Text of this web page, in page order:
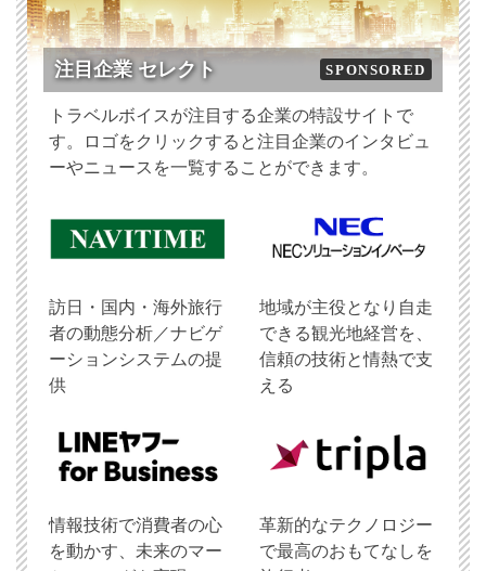
注目企業 セレクト SPONSORED
トラベルボイスが注目する企業の特設サイトで
す。ロゴをクリックすると注目企業のインタビュ
ーやニュースを一覧することができます。
訪日・国内・海外旅行
者の動態分析／ナビゲ
ーションシステムの提
供
地域が主役となり自走
できる観光地経営を、
信頼の技術と情熱で支
える
情報技術で消費者の心
を動かす、未来のマー
革新的なテクノロジー
で最高のおもてなしを